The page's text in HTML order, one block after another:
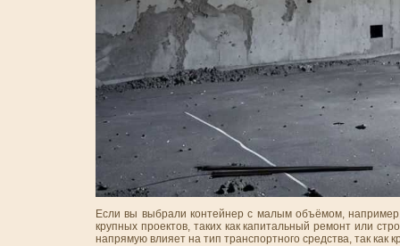
Если вы выбрали контейнер с малым объёмом,
крупных проектов, таких как капитальный ремонт или
напрямую влияет на тип транспортного средства, так как